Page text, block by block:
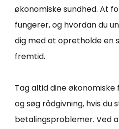
økonomiske sundhed. At
fungerer, og hvordan du
dig med at opretholde en
fremtid.
Tag altid dine
og søg rådgivning, hvis du
betalingsproblemer. Ved